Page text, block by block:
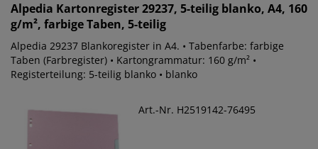
Alpedia Kartonregister 29237, 5-teilig blanko, A4, 160
g/m², farbige Taben, 5-teilig
Alpedia 29237 Blankoregister in A4. • Tabenfarbe: farbige
Taben (Farbregister) • Kartongrammatur: 160 g/m² •
Registerteilung: 5-teilig blanko • blanko
Art.-Nr. H2519142-76495